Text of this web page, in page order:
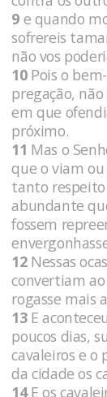
9 e quando
sofrereis
não vos
10Pois o
pregação, não
em que
próximo.
11 Mas o
que o viam
tanto respeito
abundante
fossem
12Nessas
convertiam ao
rogasse mais
13E
poucos dias,
cavaleiros e o
da cidade os
14E os